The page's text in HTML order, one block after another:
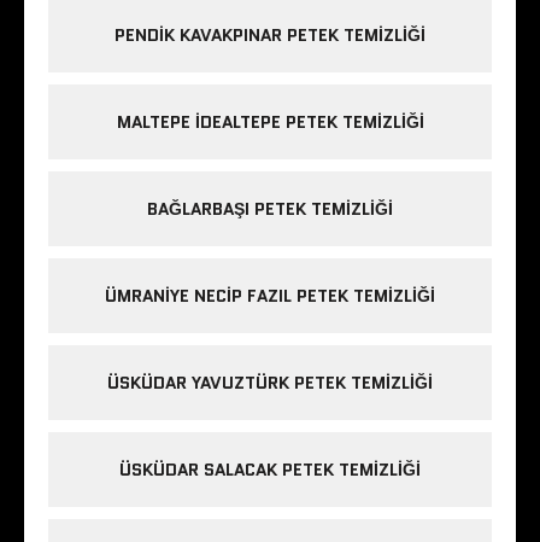
PENDIK KAVAKPINAR PETEK TEMIZLIĞI
MALTEPE IDEALTEPE PETEK TEMIZLIĞI
BAĞLARBAŞI PETEK TEMIZLIĞI
ÜMRANIYE NECIP FAZIL PETEK TEMIZLIĞI
ÜSKÜDAR YAVUZTÜRK PETEK TEMIZLIĞI
ÜSKÜDAR SALACAK PETEK TEMIZLIĞI